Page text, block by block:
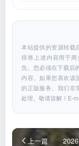
本站提供的资源转载
得将上述内容用于
负。您必须在下载后
内容。如果您喜欢该
的正版服务。我们非
处理。敬请谅解！E-
上一篇